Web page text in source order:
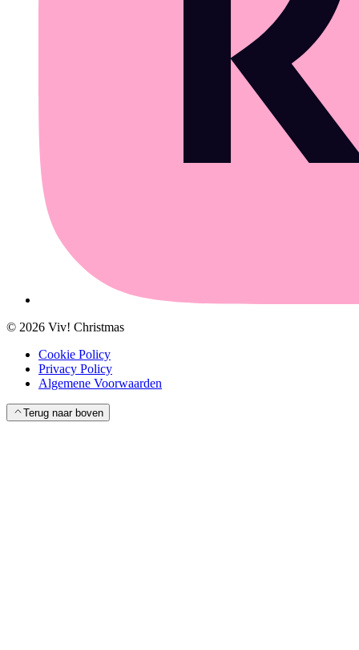
© 2026 Viv! Christmas
Cookie Policy
Privacy Policy
Algemene Voorwaarden
Terug naar boven